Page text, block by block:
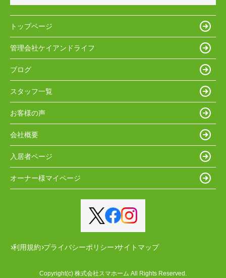
トップページ
管理会社ケイアンドライフ
ブログ
スタッフ一覧
お客様の声
会社概要
入居者ページ
オーナー様マイページ
利用規約 プライバシーポリシー サイトマップ
Copyright(c) 株式会社スマホーム All Rights Reserved.